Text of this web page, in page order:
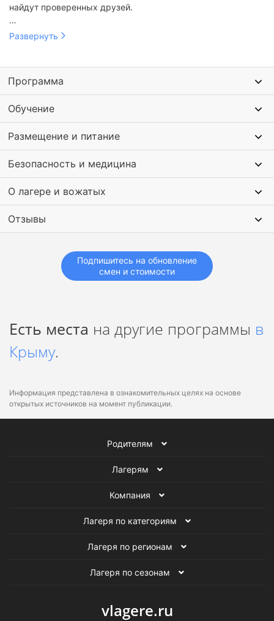
найдут проверенных друзей.
Программа лагеря состоит из занятий по рукопашному бою,
палатки, готовить пищу на костре.
Дети играют в пейнтбол, учатся маскироваться, тактически
действовать в команде. Проводятся спортивные
тренировки, вечерние свечки, просмотр и обсуждение
тематических фильмов.
Развернуть
Программа
Обучение
Размещение и питание
Безопасность и медицина
О лагере и вожатых
Отзывы
Подпишитесь на обновление
смен и стоимости
Есть места на другие программы в
Крыму.
Информация представлена в ознакомительных целях на основе
открытых источников на момент публикации.
Родителям
Лагерям
Компания
Лагеря по категориям
Лагеря по регионам
Лагеря по сезонам
vlagere.ru